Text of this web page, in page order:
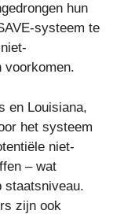
hun
systeem te
voorkomen.
en Louisiana,
het systeem
niet-
– wat
staatsniveau.
zijn ook